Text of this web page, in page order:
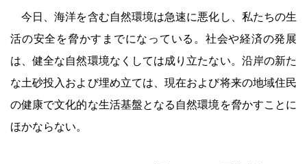
今日、海洋を含む自然環境は急速に悪化し、私たちの生
活の安全を脅かすまでになっている。社会や経済の発展
は、健全な自然環境なくしては成り立たない。沿岸の新た
な土砂投入および埋め立ては、現在および将来の地域住民
の健康で文化的な生活基盤となる自然環境を脅かすことに
ほかならない。